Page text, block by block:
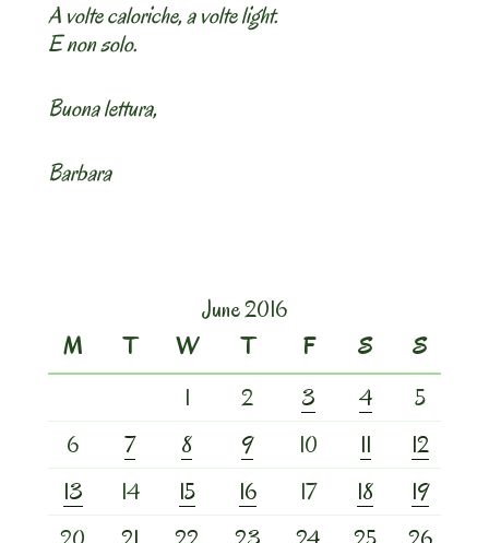
A volte caloriche, a volte light.
E non solo.
Buona lettura,
Barbara
June 2016
M
T W T F S
S
1
2 3 4
5
6
7 8 9 10 11
12
13
14 15 16 17 18
19